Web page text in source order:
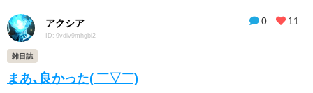
0 11
アクシア
ID: 9vdiv9mhgbi2
雑日誌
まあ、良かった( ￣▽￣)